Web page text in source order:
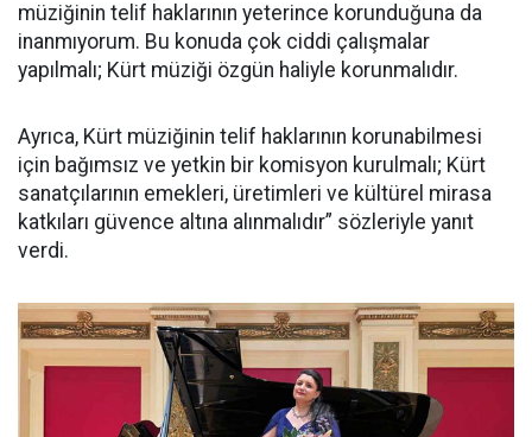
müziğinin telif haklarının yeterince korunduğuna da
inanmıyorum. Bu konuda çok ciddi çalışmalar
yapılmalı; Kürt müziği özgün haliyle korunmalıdır.
Ayrıca, Kürt müziğinin telif haklarının korunabilmesi
için bağımsız ve yetkin bir komisyon kurulmalı; Kürt
sanatçılarının emekleri, üretimleri ve kültürel mirasa
katkıları güvence altına alınmalıdır” sözleriyle yanıt
verdi.